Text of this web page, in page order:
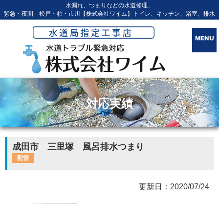
水漏れ、つまりなどの水道修理、
緊急・夜間 松戸・柏・市川【株式会社ワイム】トイレ、キッチン、浴室、排水
対応実績
成田市 三里塚 風呂排水つまり
配管
更新日：2020/07/24